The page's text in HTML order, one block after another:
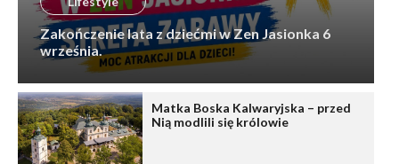
Zakończenie lata z dziećmi w Zen Jasionka 6
września.
Matka Boska Kalwaryjska – przed
Nią modlili się królowie